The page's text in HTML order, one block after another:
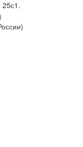
25с1.